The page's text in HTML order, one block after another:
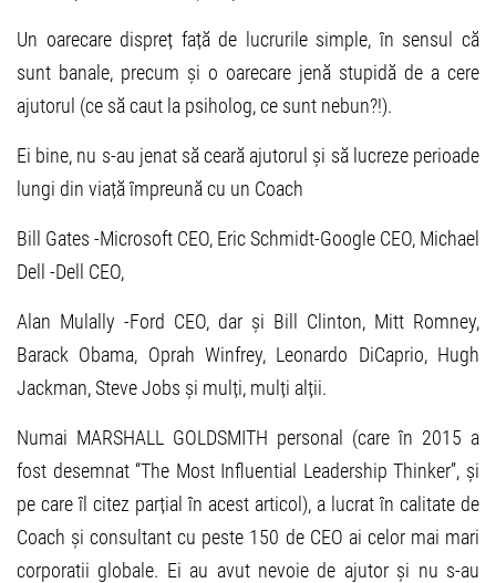
Un oarecare dispreț față de lucrurile simple, în sensul că
sunt banale, precum și o oarecare jenă stupidă de a cere
ajutorul (ce să caut la psiholog, ce sunt nebun?!).
Ei bine, nu s-au jenat să ceară ajutorul și să lucreze perioade
lungi din viață împreună cu un Coach
Bill Gates -Microsoft CEO, Eric Schmidt-Google CEO, Michael
Dell -Dell CEO,
Alan Mulally -Ford CEO, dar și Bill Clinton, Mitt Romney,
Barack Obama, Oprah Winfrey, Leonardo DiCaprio, Hugh
Jackman, Steve Jobs și mulți, mulți alții.
Numai MARSHALL GOLDSMITH personal (care în 2015 a
fost desemnat “The Most Influential Leadership Thinker”, și
pe care îl citez parțial în acest articol), a lucrat în calitate de
Coach și consultant cu peste 150 de CEO ai celor mai mari
corporatii globale. Ei au avut nevoie de ajutor și nu s-au